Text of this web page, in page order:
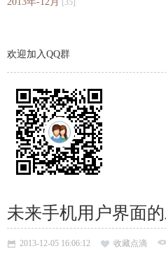
[35]
欢迎加入QQ群
未来手机用户界面
2013-12-05 16:06:12 收藏点滴